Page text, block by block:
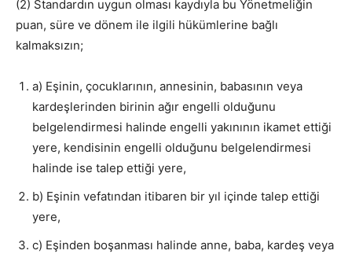
(2) Standardın uygun olması kaydıyla bu Yönetmeliğin
puan, süre ve dönem ile ilgili hükümlerine bağlı
kalmaksızın;
a) Eşinin, çocuklarının, annesinin, babasının veya
kardeşlerinden birinin ağır engelli olduğunu
belgelendirmesi halinde engelli yakınının ikamet ettiği
yere, kendisinin engelli olduğunu belgelendirmesi
halinde ise talep ettiği yere,
b) Eşinin vefatından itibaren bir yıl içinde talep ettiği
yere,
c) Eşinden boşanması halinde anne, baba, kardeş veya